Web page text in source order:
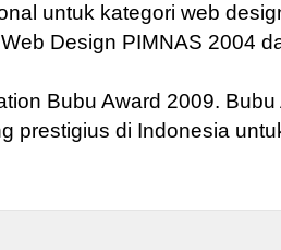
untuk kategori web
Design PIMNAS 2004
Bubu Award 2009. Bubu
prestigius di Indonesia